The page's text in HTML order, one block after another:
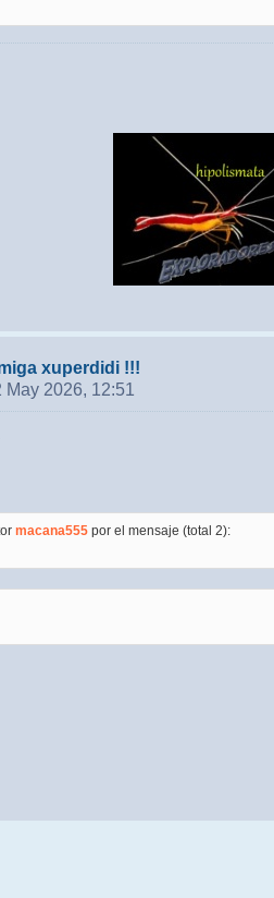
xuperdidi !!!
May 2026, 12:51
macana555por el mensaje (total 2):